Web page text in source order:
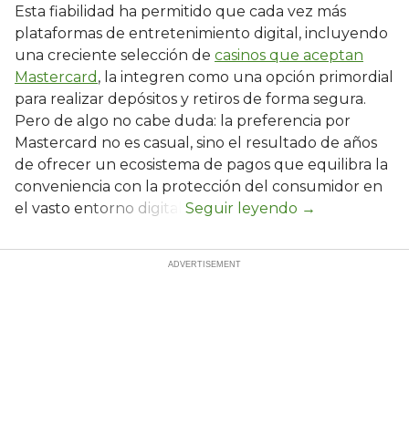
Esta fiabilidad ha permitido que cada vez más
plataformas de entretenimiento digital, incluyendo
una creciente selección de casinos que aceptan
Mastercard , la integren como una opción primordial
para realizar depósitos y retiros de forma segura.
Pero de algo no cabe duda: la preferencia por
Mastercard no es casual, sino el resultado de años
de ofrecer un ecosistema de pagos que equilibra la
conveniencia con la protección del consumidor en
el vasto entorno digital.